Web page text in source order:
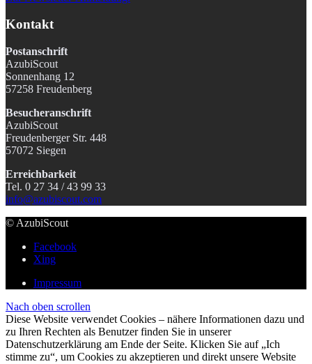
Kontakt
Postanschrift
AzubiScout
Sonnenhang 12
57258 Freudenberg
Besucheranschrift
AzubiScout
Freudenberger Str. 448
57072 Siegen
Erreichbarkeit
Tel. 0 27 34 / 43 99 33
info@azubiscout.com
© AzubiScout
Facebook
Xing
Impressum
Nach oben scrollen
Diese Website verwendet Cookies – nähere Informationen dazu und
zu Ihren Rechten als Benutzer finden Sie in unserer
Datenschutzerklärung am Ende der Seite. Klicken Sie auf „Ich
stimme zu“, um Cookies zu akzeptieren und direkt unsere Website